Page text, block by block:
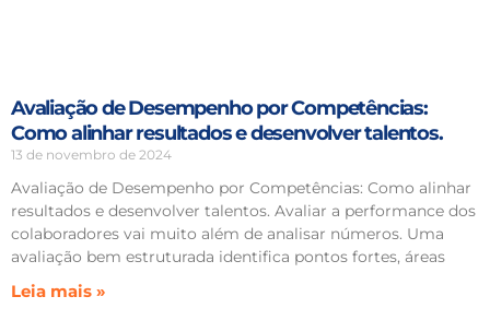
Avaliação de Desempenho por Competências:
Como alinhar resultados e desenvolver talentos.
13 de novembro de 2024
Avaliação de Desempenho por Competências: Como alinhar
resultados e desenvolver talentos. Avaliar a performance dos
colaboradores vai muito além de analisar números. Uma
avaliação bem estruturada identifica pontos fortes, áreas
Leia mais »